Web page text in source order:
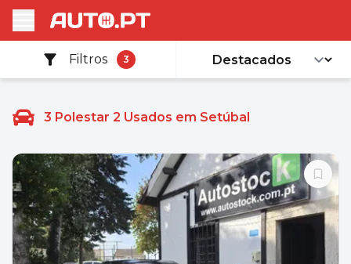
Filtros 3
3 Polestar 2 Usados em Setúbal